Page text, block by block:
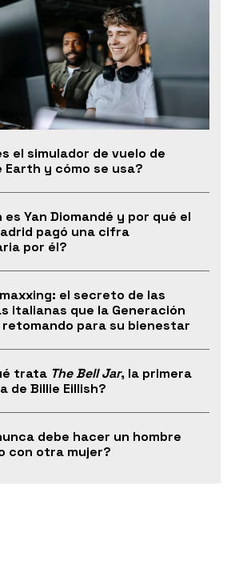
el simulador de vuelo de
Earth y cómo se usa?
es Yan Diomandé y por qué el
pagó una cifra
por él?
el secreto de las
italianas que la Generación
para su bienestar
trata The Bell Jar, la primera
de Billie Eillish?
debe hacer un hombre
con otra mujer?